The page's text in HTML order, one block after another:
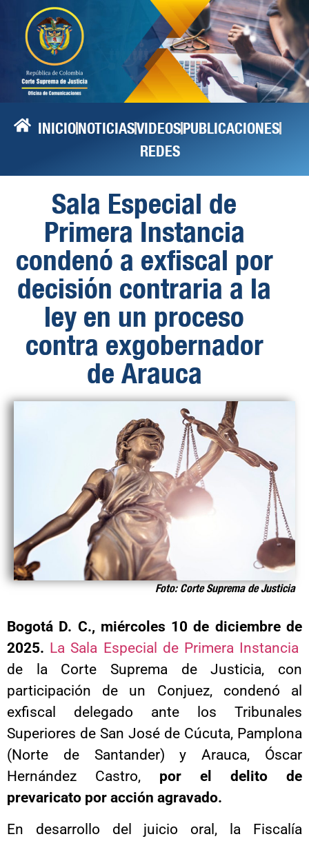
INICIONOTICIASVIDEOSPUBLICACIONES
REDES
Sala Especial de
Primera Instancia
condenó a exfiscal por
decisión contraria a la
ley en un proceso
contra exgobernador
de Arauca
Foto: Corte Suprema de Justicia
Bogotá D. C., miércoles 10 de diciembre de
2025. La Sala Especial de Primera Instancia
de la Corte Suprema de Justicia, con
participación de un Conjuez, condenó al
exfiscal delegado ante los Tribunales
Superiores de San José de Cúcuta, Pamplona
(Norte de Santander) y Arauca, Óscar
Hernández Castro, por el delito de
prevaricato por acción agravado.
En desarrollo del juicio oral, la Fiscalía